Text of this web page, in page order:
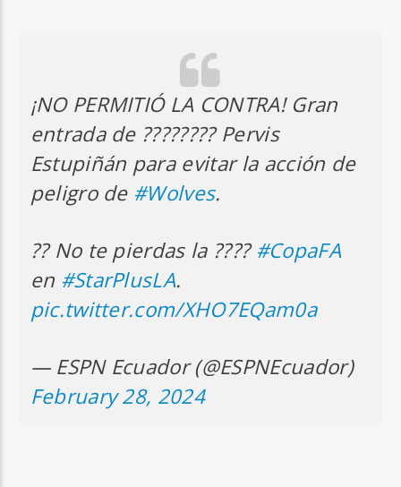
¡NO PERMITIÓ LA CONTRA! Gran
entrada de ???????? Pervis
Estupiñán para evitar la acción de
peligro de #Wolves.
?? No te pierdas la ????#CopaFA
en #StarPlusLA.
pic.twitter.com/XHO7EQam0a
— ESPN Ecuador (@ESPNEcuador)
February 28, 2024